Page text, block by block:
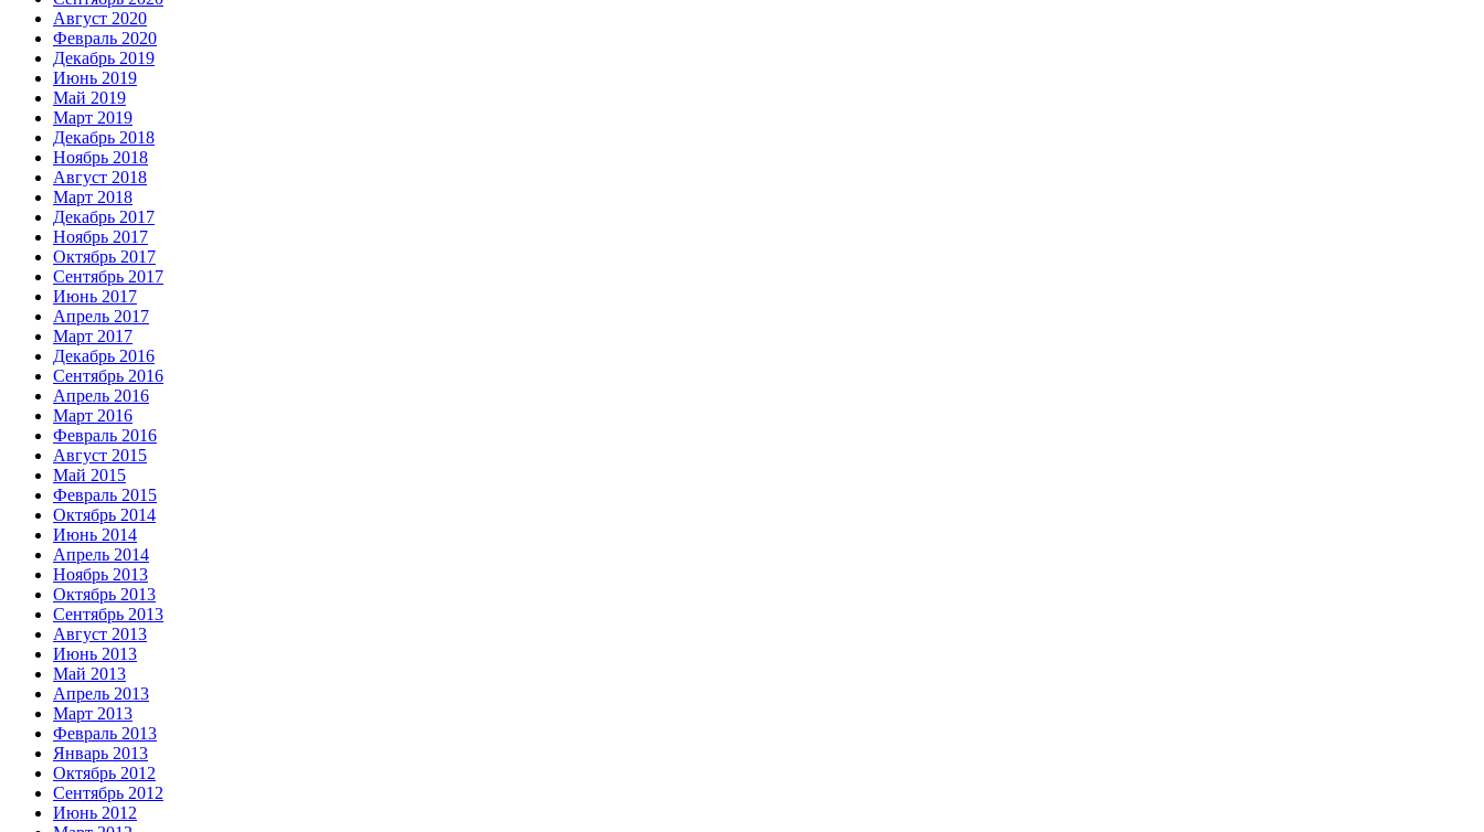
Август 2020
Февраль 2020
Декабрь 2019
Июнь 2019
Май 2019
Март 2019
Декабрь 2018
Ноябрь 2018
Август 2018
Март 2018
Декабрь 2017
Ноябрь 2017
Октябрь 2017
Сентябрь 2017
Июнь 2017
Апрель 2017
Март 2017
Декабрь 2016
Сентябрь 2016
Апрель 2016
Март 2016
Февраль 2016
Август 2015
Май 2015
Февраль 2015
Октябрь 2014
Июнь 2014
Апрель 2014
Ноябрь 2013
Октябрь 2013
Сентябрь 2013
Август 2013
Июнь 2013
Май 2013
Апрель 2013
Март 2013
Февраль 2013
Январь 2013
Октябрь 2012
Сентябрь 2012
Июнь 2012